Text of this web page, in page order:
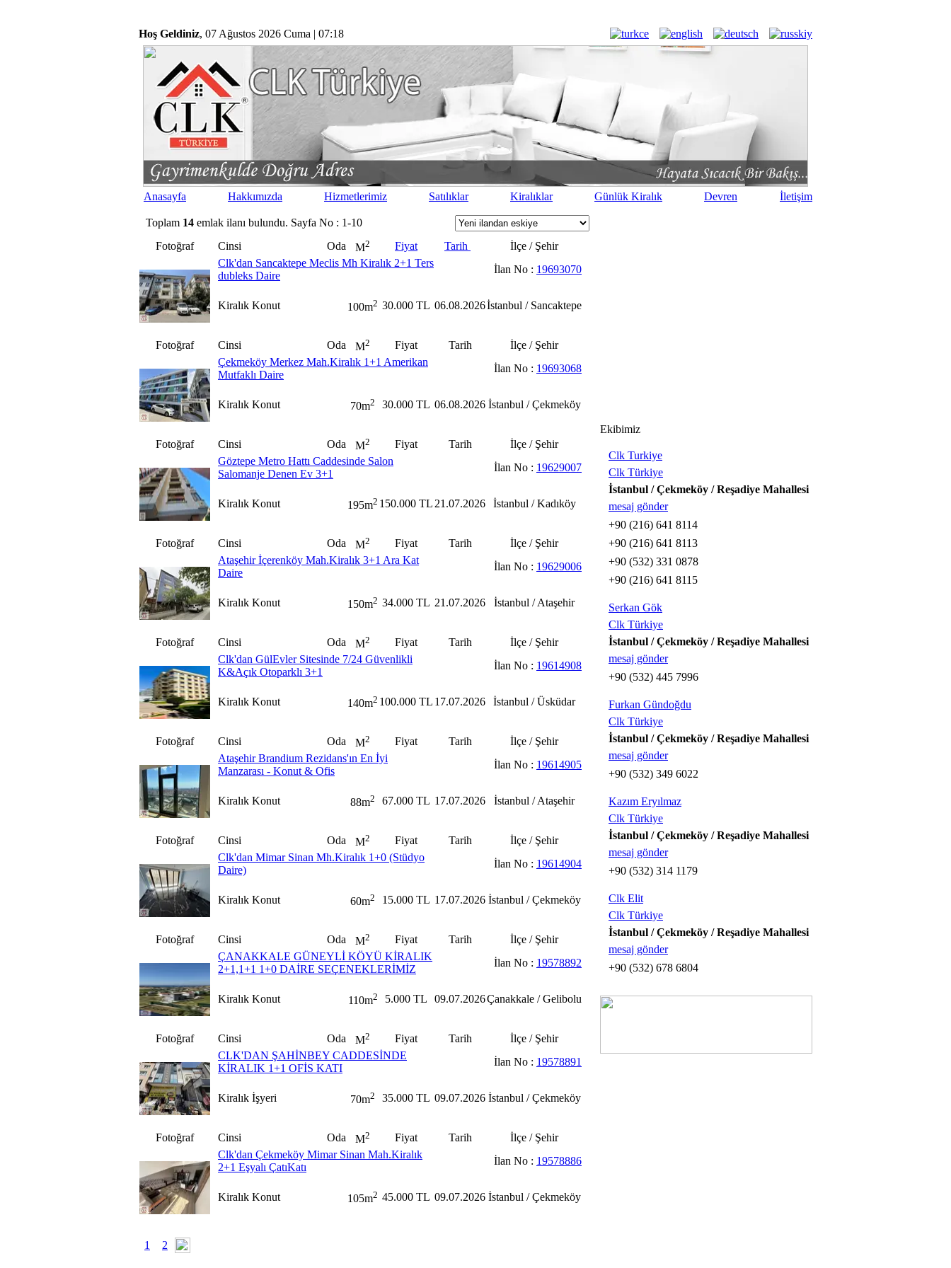
Hoş Geldiniz, 07 Ağustos 2026 Cuma | 07:18
Anasayfa Hakkımızda Hizmetlerimiz Satılıklar Kiralıklar Günlük Kiralık Devren İletişim
Toplam 14 emlak ilanı bulundu. Sayfa No : 1-10
Fotoğraf
Cinsi Oda M2 Fiyat Tarih
İlçe / Şehir
Clk'dan Sancaktepe Meclis Mh Kiralık 2+1 Ters
dubleks Daire
İlan No : 19693070
Kiralık Konut 100m2 30.000 TL 06.08.2026İstanbul / Sancaktepe
Fotoğraf Cinsi Oda M2 Fiyat Tarih
İlçe / Şehir
Çekmeköy Merkez Mah.Kiralık 1+1 Amerikan
Mutfaklı Daire
İlan No : 19693068
Kiralık Konut 70m2 30.000 TL 06.08.2026 İstanbul / Çekmeköy
Fotoğraf Cinsi Oda M2 Fiyat Tarih
İlçe / Şehir
Göztepe Metro Hattı Caddesinde Salon
Salomanje Denen Ev 3+1
İlan No : 19629007
Kiralık Konut 195m2 150.000 TL 21.07.2026 İstanbul / Kadıköy
Fotoğraf Cinsi Oda M2 Fiyat Tarih
İlçe / Şehir
Ataşehir İçerenköy Mah.Kiralık 3+1 Ara Kat
Daire
İlan No : 19629006
Kiralık Konut 150m2 34.000 TL 21.07.2026 İstanbul / Ataşehir
Fotoğraf Cinsi Oda M2 Fiyat Tarih
İlçe / Şehir
Clk'dan GülEvler Sitesinde 7/24 Güvenlikli
K&Açık Otoparklı 3+1
İlan No : 19614908
Kiralık Konut 140m2 100.000 TL 17.07.2026 İstanbul / Üsküdar
Fotoğraf Cinsi Oda M2 Fiyat Tarih
İlçe / Şehir
Ataşehir Brandium Rezidans'ın En İyi
Manzarası - Konut & Ofis
İlan No : 19614905
Kiralık Konut 88m2 67.000 TL 17.07.2026 İstanbul / Ataşehir
Fotoğraf Cinsi Oda M2 Fiyat Tarih
İlçe / Şehir
Clk'dan Mimar Sinan Mh.Kiralık 1+0 (Stüdyo
Daire)
İlan No : 19614904
Kiralık Konut 60m2 15.000 TL 17.07.2026 İstanbul / Çekmeköy
Fotoğraf Cinsi Oda M2 Fiyat Tarih
İlçe / Şehir
ÇANAKKALE GÜNEYLİ KÖYÜ KİRALIK
2+1,1+1 1+0 DAİRE SEÇENEKLERİMİZ
İlan No : 19578892
Kiralık Konut 110m2 5.000 TL 09.07.2026Çanakkale / Gelibolu
Fotoğraf Cinsi Oda M2 Fiyat Tarih
İlçe / Şehir
CLK'DAN ŞAHİNBEY CADDESİNDE
KİRALIK 1+1 OFİS KATI
İlan No : 19578891
Kiralık İşyeri 70m2 35.000 TL 09.07.2026 İstanbul / Çekmeköy
Fotoğraf Cinsi Oda M2 Fiyat Tarih
İlçe / Şehir
Clk'dan Çekmeköy Mimar Sinan Mah.Kiralık
2+1 Eşyalı ÇatıKatı
İlan No : 19578886
Kiralık Konut 105m2 45.000 TL 09.07.2026 İstanbul / Çekmeköy
1 2
Ekibimiz
Clk Turkiye
Clk Türkiye
İstanbul / Çekmeköy / Reşadiye Mahallesi
mesaj gönder
+90 (216) 641 8114
+90 (216) 641 8113
+90 (532) 331 0878
+90 (216) 641 8115
Serkan Gök
Clk Türkiye
İstanbul / Çekmeköy / Reşadiye Mahallesi
mesaj gönder
+90 (532) 445 7996
Furkan Gündoğdu
Clk Türkiye
İstanbul / Çekmeköy / Reşadiye Mahallesi
mesaj gönder
+90 (532) 349 6022
Kazım Eryılmaz
Clk Türkiye
İstanbul / Çekmeköy / Reşadiye Mahallesi
mesaj gönder
+90 (532) 314 1179
Clk Elit
Clk Türkiye
İstanbul / Çekmeköy / Reşadiye Mahallesi
mesaj gönder
+90 (532) 678 6804